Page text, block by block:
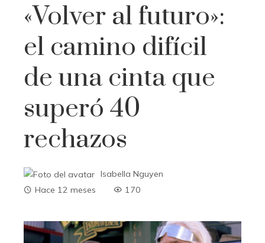
«Volver al futuro»:
el camino difícil
de una cinta que
superó 40
rechazos
Isabella Nguyen
Hace 12 meses
170